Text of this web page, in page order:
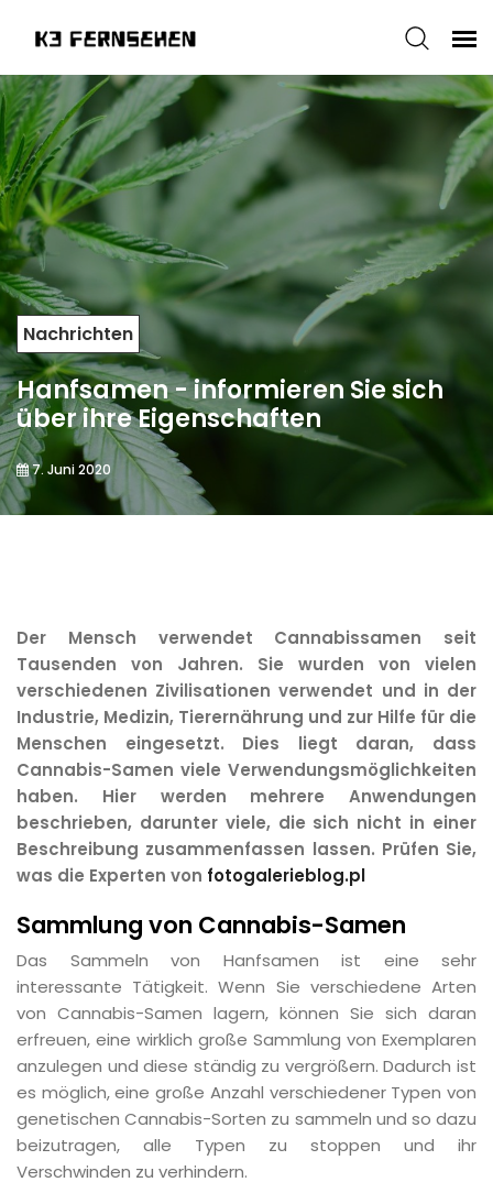
Nachrichten
Hanfsamen - informieren Sie sich
über ihre Eigenschaften
7. Juni 2020
Der Mensch verwendet Cannabissamen seit
Tausenden von Jahren. Sie wurden von vielen
verschiedenen Zivilisationen verwendet und in der
Industrie, Medizin, Tierernährung und zur Hilfe für die
Menschen eingesetzt. Dies liegt daran, dass
Cannabis-Samen viele Verwendungsmöglichkeiten
haben. Hier werden mehrere Anwendungen
beschrieben, darunter viele, die sich nicht in einer
Beschreibung zusammenfassen lassen. Prüfen Sie,
was die Experten von fotogalerieblog.pl
Sammlung von Cannabis-Samen
Das Sammeln von Hanfsamen ist eine sehr
interessante Tätigkeit. Wenn Sie verschiedene Arten
von Cannabis-Samen lagern, können Sie sich daran
erfreuen, eine wirklich große Sammlung von Exemplaren
anzulegen und diese ständig zu vergrößern. Dadurch ist
es möglich, eine große Anzahl verschiedener Typen von
genetischen Cannabis-Sorten zu sammeln und so dazu
beizutragen, alle Typen zu stoppen und ihr
Verschwinden zu verhindern.